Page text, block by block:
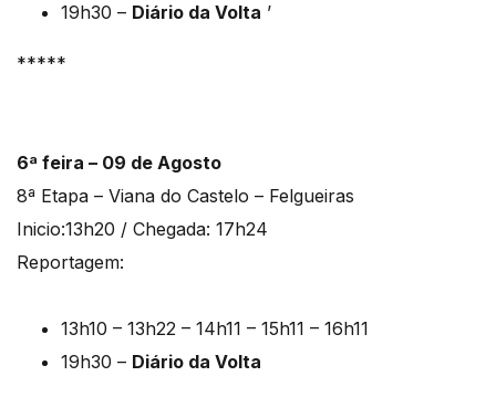
19h30 – Diário da Volta ’
*****
6ª feira – 09 de Agosto
8ª Etapa – Viana do Castelo – Felgueiras
Inicio:13h20 / Chegada: 17h24
Reportagem:
13h10 – 13h22 – 14h11 – 15h11 – 16h11
19h30 – Diário da Volta